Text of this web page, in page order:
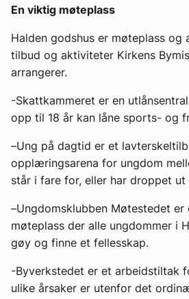
En viktig møteplass
Halden godshus er møteplass og
tilbud og aktiviteter Kirkens
arrangerer.
-Skattkammeret er en
opp til 18 år kan låne sports- og
–Ung på dagtid er et
opplæringsarena for ungdom
står i fare for, eller har droppet ut
–Ungdomsklubben Møtestedet er
møteplass der alle ungdommer i
gøy og finne et fellesskap.
-Byverkstedet er et arbeidstiltak
ulike årsaker er utenfor det